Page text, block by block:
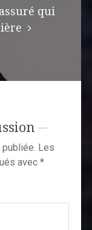
qui
Les
avec *